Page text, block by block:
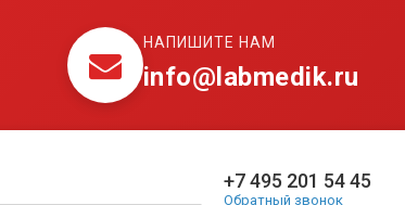
НАПИШИТЕ НАМ
info@labmedik.ru
+7 495 201 54 45
Обратный звонок